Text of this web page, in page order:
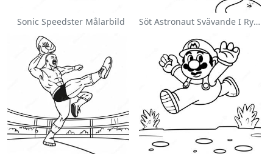
Sonic Speedster Målarbild Söt Astronaut Svävande I Rymden Målarbild